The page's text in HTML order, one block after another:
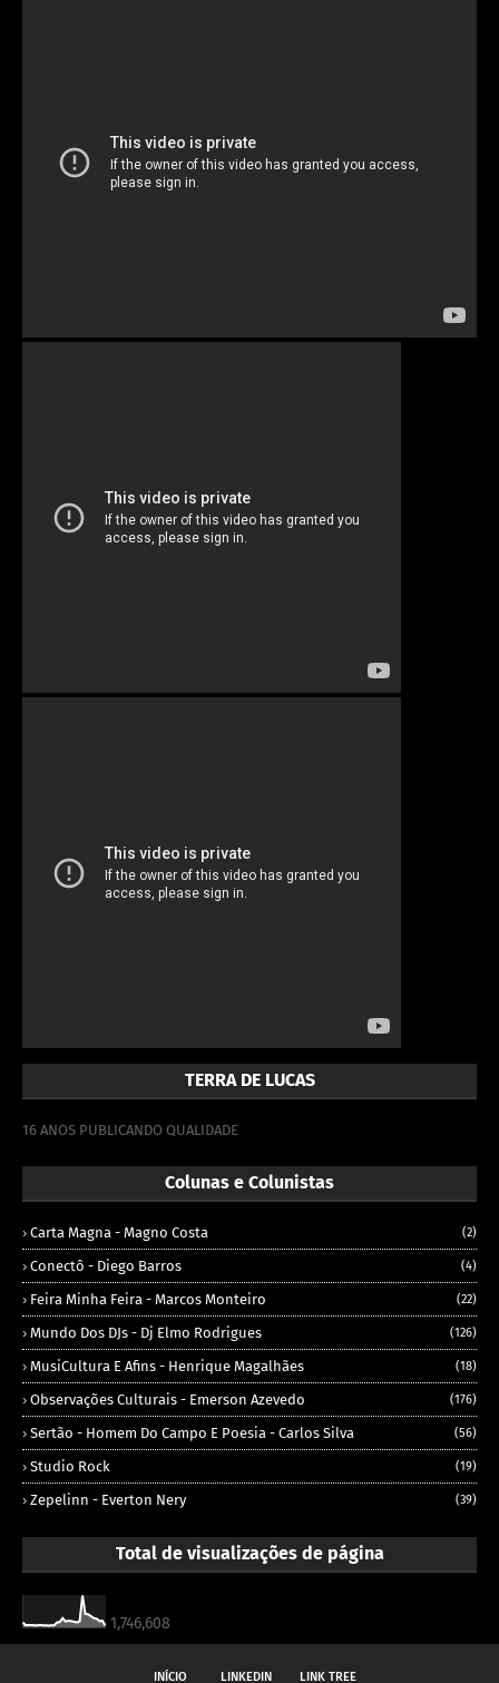
TERRA DE LUCAS
16 ANOS PUBLICANDO QUALIDADE
Colunas e Colunistas
Carta Magna - Magno Costa (2)
Conectô - Diego Barros (4)
Feira Minha Feira - Marcos Monteiro (22)
Mundo Dos DJs - Dj Elmo Rodrigues (126)
MusiCultura E Afins - Henrique Magalhães (18)
Observações Culturais - Emerson Azevedo (176)
Sertão - Homem Do Campo E Poesia - Carlos Silva (56)
Studio Rock (19)
Zepelinn - Everton Nery (39)
Total de visualizações de página
1,746,608
INÍCIO LINKEDIN LINK TREE